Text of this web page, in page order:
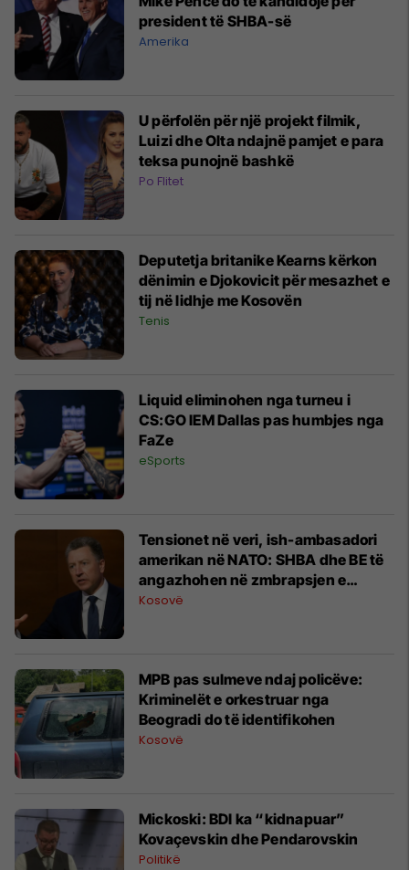
president të SHBA-së
Amerika
U përfolën për një projekt filmik,
Luizi dhe Olta ndajnë pamjet e para
teksa punojnë bashkë
Po Flitet
Deputetja britanike Kearns kërkon
dënimin e Djokovicit për mesazhet e
tij në lidhje me Kosovën
Tenis
Liquid eliminohen nga turneu i
CS:GO IEM Dallas pas humbjes nga
FaZe
eSports
Tensionet në veri, ish-ambasadori
amerikan në NATO: SHBA dhe BE të
angazhohen në zmbrapsjen e
përpjekjeve që rrezikojnë gërryerjen
Kosovë
MPB pas sulmeve ndaj policëve:
Kriminelët e orkestruar nga
Beogradi do të identifikohen
Kosovë
Mickoski: BDI ka “kidnapuar”
Kovaçevskin dhe Pendarovskin
Politikë